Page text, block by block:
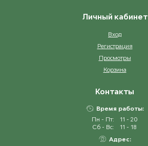
Личный кабинет
Вход
Регистрация
Просмотры
Корзина
Контакты
Время работы:
Пн - Пт:
11 - 20
Сб - Вс:
11 - 18
Адрес: